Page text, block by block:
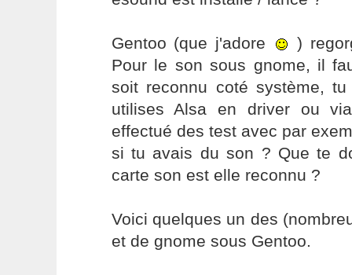
Gentoo (que j'adore
)
Pour le son sous gnome, il
soit reconnu coté système,
utilises Alsa en driver ou
effectué des test avec par
si tu avais du son ? Que te
carte son est elle reconnu ?
Voici quelques un des
et de gnome sous Gentoo.